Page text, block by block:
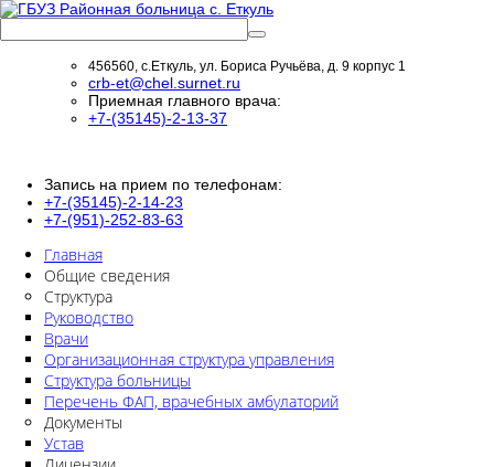
456560, с.Еткуль, ул. Бориса Ручьёва, д. 9 корпус 1
crb-et@chel.surnet.ru
Приемная главного врача:
+7-(35145)-2-13-37
Запись на прием по телефонам:
+7-(35145)-2-14-23
+7-(951)-252-83-63
Главная
Общие сведения
Структура
Руководство
Врачи
Организационная структура управления
Структура больницы
Перечень ФАП, врачебных амбулаторий
Документы
Устав